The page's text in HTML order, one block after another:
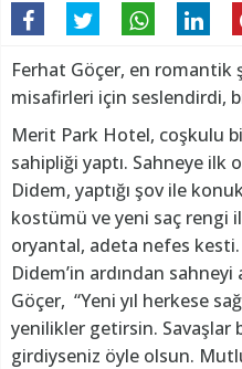
Ferhat Göçer, en romantik
misafirleri için seslendirdi,
Merit Park Hotel, coşkulu
sahipliği yaptı. Sahneye ilk
Didem, yaptığı şov ile
kostümü ve yeni saç rengi
oryantal, adeta nefes kesti.
Didem’in ardından sahneyi
Göçer, “Yeni yıl herkese
yenilikler getirsin. Savaşlar
girdiyseniz öyle olsun.